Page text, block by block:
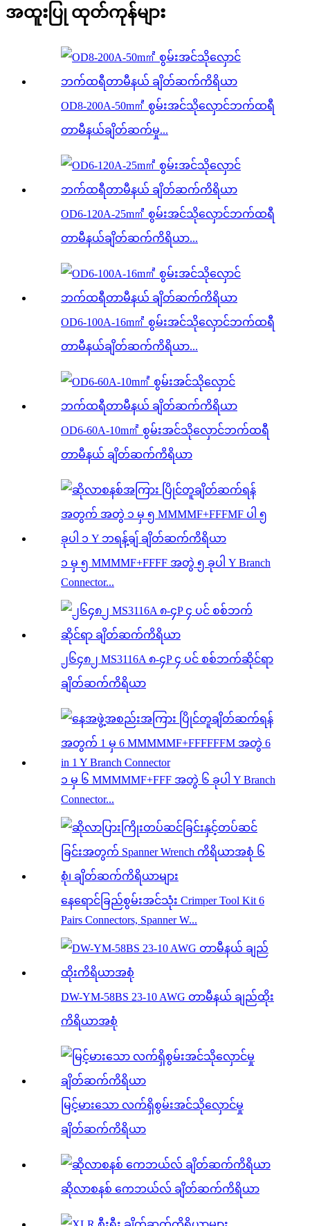
အထူးပြု ထုတ်ကုန်များ
OD8-200A-50m㎡ စွမ်းအင်သိုလှောင်ဘက်ထရီ
တာမီနယ်ချိတ်ဆက်မှု...
OD6-120A-25m㎡ စွမ်းအင်သိုလှောင်ဘက်ထရီ
တာမီနယ်ချိတ်ဆက်ကိရိယာ...
OD6-100A-16m㎡ စွမ်းအင်သိုလှောင်ဘက်ထရီ
တာမီနယ်ချိတ်ဆက်ကိရိယာ...
OD6-60A-10m㎡ စွမ်းအင်သိုလှောင်ဘက်ထရီ
တာမီနယ် ချိတ်ဆက်ကိရိယာ
၁ မှ ၅ MMMMF+FFFF အတွဲ ၅ ခုပါ Y Branch
Connector...
၂၆၄၈၂ MS3116A ၈-၄P ၄ ပင် စစ်ဘက်ဆိုင်ရာ
ချိတ်ဆက်ကိရိယာ
၁ မှ ၆ MMMMMF+FFF အတွဲ ၆ ခုပါ Y Branch
Connector...
နေရောင်ခြည်စွမ်းအင်သုံး Crimper Tool Kit 6
Pairs Connectors, Spanner W...
DW-YM-58BS 23-10 AWG တာမီနယ် ချည်ထိုး
ကိရိယာအစုံ
မြင့်မားသော လက်ရှိစွမ်းအင်သိုလှောင်မှု
ချိတ်ဆက်ကိရိယာ
ဆိုလာစနစ် ကေဘယ်လ် ချိတ်ဆက်ကိရိယာ